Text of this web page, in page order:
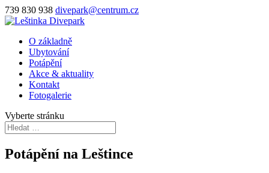
739 830 938 divepark@centrum.cz
O základně
Ubytování
Potápění
Akce & aktuality
Kontakt
Fotogalerie
Vyberte stránku
Potápění na Leštince